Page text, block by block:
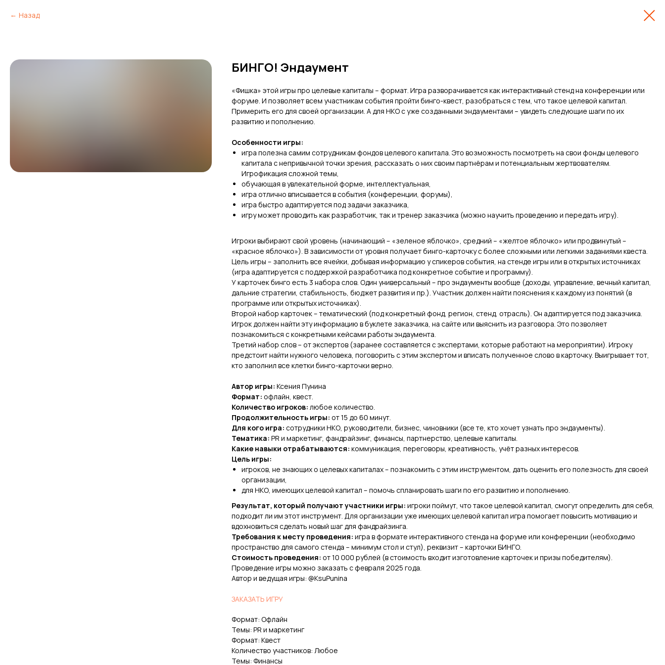
Назад
БИНГО! Эндаумент
«Фишка» этой игры про целевые капиталы – формат. Игра разворачивается как интерактивный стенд на конференции или
форуме. И позволяет всем участникам события пройти бинго-квест, разобраться с тем, что такое целевой капитал.
Примерить его для своей организации. А для НКО с уже созданными эндаументами – увидеть следующие шаги по их
развитию и пополнению.
Особенности игры:
игра полезна самим сотрудникам фондов целевого капитала. Это возможность посмотреть на свои фонды целевого
капитала с непривычной точки зрения, рассказать о них своим партнёрам и потенциальным жертвователям.
Игрофикация сложной темы,
обучающая в увлекательной форме, интеллектуальная,
игра отлично вписывается в события (конференции, форумы),
игра быстро адаптируется под задачи заказчика,
игру может проводить как разработчик, так и тренер заказчика (можно научить проведению и передать игру).
Игроки выбирают свой уровень (начинающий – «зеленое яблочко», средний – «желтое яблочко» или продвинутый –
«красное яблочко»). В зависимости от уровня получает бинго-карточку с более сложными или легкими заданиями квеста.
Цель игры – заполнить все ячейки, добывая информацию у спикеров события, на стенде игры или в открытых источниках
(игра адаптируется с поддержкой разработчика под конкретное событие и программу).
У карточек бинго есть 3 набора слов. Один универсальный – про эндаументы вообще (доходы, управление, вечный капитал,
дальние стратегии, стабильность, бюджет развития и пр.). Участник должен найти пояснения к каждому из понятий (в
программе или открытых источниках).
Второй набор карточек – тематический (под конкретный фонд, регион, стенд, отрасль). Он адаптируется под заказчика.
Игрок должен найти эту информацию в буклете заказчика, на сайте или выяснить из разговора. Это позволяет
познакомиться с конкретными кейсами работы эндаумента.
Третий набор слов – от экспертов (заранее составляется с экспертами, которые работают на мероприятии). Игроку
предстоит найти нужного человека, поговорить с этим экспертом и вписать полученное слово в карточку. Выигрывает тот,
кто заполнил все клетки бинго-карточки верно.
Автор игры: Ксения Пунина
Формат: офлайн, квест.
Количество игроков: любое количество.
Продолжительность игры: от 15 до 60 минут.
Для кого игра: сотрудники НКО, руководители, бизнес, чиновники (все те, кто хочет узнать про эндаументы).
Тематика: PR и маркетинг, фандрайзинг, финансы, партнерство, целевые капиталы.
Какие навыки отрабатываются: коммуникация, переговоры, креативность, учёт разных интересов.
Цель игры:
игроков, не знающих о целевых капиталах – познакомить с этим инструментом, дать оценить его полезность для своей
организации,
для НКО, имеющих целевой капитал – помочь спланировать шаги по его развитию и пополнению.
Результат, который получают участники игры: игроки поймут, что такое целевой капитал, смогут определить для себя,
подходит ли им этот инструмент. Для организации уже имеющих целевой капитал игра помогает повысить мотивацию и
вдохновиться сделать новый шаг для фандрайзинга.
Требования к месту проведения: игра в формате интерактивного стенда на форуме или конференции (необходимо
пространство для самого стенда – минимум стол и стул), реквизит – карточки БИНГО.
Стоимость проведения: от 10 000 рублей (в стоимость входит изготовление карточек и призы победителям).
Проведение игры можно заказать с февраля 2025 года.
Автор и ведущая игры: @KsuPunina
ЗАКАЗАТЬ ИГРУ
Формат: Офлайн
Темы: PR и маркетинг
Формат: Квест
Количество участников: Любое
Темы: Финансы